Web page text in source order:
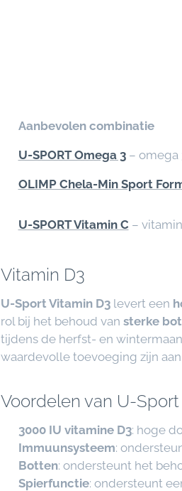
Aanbevolen combinatie
U-SPORT Omega 3– omega
OLIMP Chela-Min Sport
U-SPORT Vitamin C–
Vitamin D3
U-Sport Vitamin D3levert een
rol bij het behoud van sterke
tijdens de herfst- en
waardevolle toevoeging zijn
Voordelen van U-
3000 IU vitamine D3: hoge
Immuunsysteem:
Botten: ondersteunt het
Spierfunctie: ondersteunt